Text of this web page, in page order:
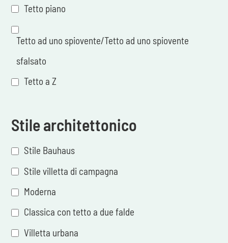
Tetto piano
Tetto ad uno spiovente/Tetto ad uno spiovente
sfalsato
Tetto a Z
Stile architettonico
Stile Bauhaus
Stile villetta di campagna
Moderna
Classica con tetto a due falde
Villetta urbana